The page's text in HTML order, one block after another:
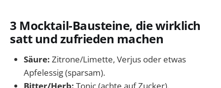
3 Mocktail-Bausteine, die wirklich
satt und zufrieden machen
Säure: Zitrone/Limette, Verjus oder etwas
Apfelessig (sparsam).
Bitter/Herb: Tonic (achte auf Zucker),